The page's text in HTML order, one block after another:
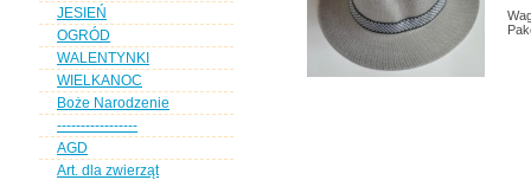
JESIEŃ
OGRÓD
WALENTYNKI
WIELKANOC
Boże Narodzenie
-----------------
AGD
Art. dla zwierząt